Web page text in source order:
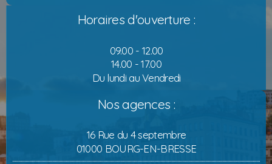
Horaires d'ouverture :
09.00 - 12.00
14.00 - 17.00
Du lundi au Vendredi
Nos agences :
16 Rue du 4 septembre
01000 BOURG-EN-BRESSE